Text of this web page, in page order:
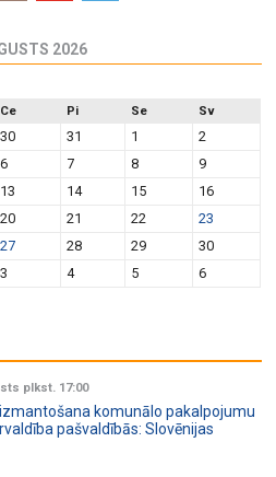
2026
Ce Pi Se Sv
30 31 1
2
6 7 8
9
13 14 15
16
20 21 22
23
27 28 29
30
3 4 5 6
plkst. 17:00
komunālo pakalpojumu
pašvaldībās: Slovēnijas